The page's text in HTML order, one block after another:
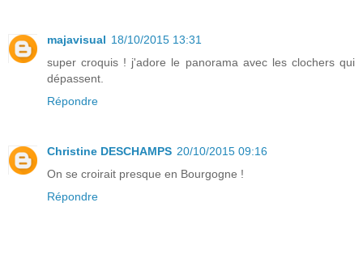
majavisual 18/10/2015 13:31
super croquis ! j'adore le panorama avec les clochers qui
dépassent.
Répondre
Christine DESCHAMPS 20/10/2015 09:16
On se croirait presque en Bourgogne !
Répondre